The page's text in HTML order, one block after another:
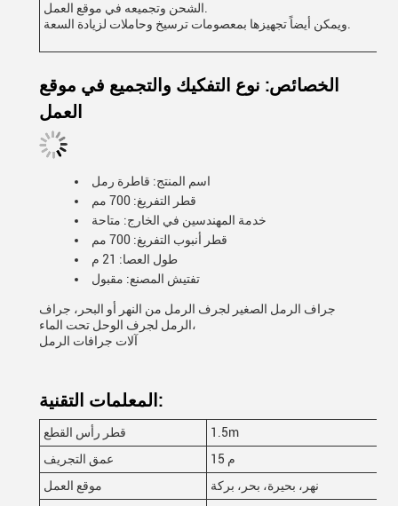
الخصائص: نوع التفكيك والتجميع في موقع
العمل
اسم المنتج: قاطرة رمل
قطر التفريغ: 700 مم
خدمة المهندسين في الخارج: متاحة
قطر أنبوب التفريغ: 700 مم
طول العصا: 21 م
تفتيش المصنع: مقبول
جراف الرمل الصغير لجرف الرمل من النهر أو البحر، جراف
الرمل لجرف الوحل تحت الماء،
آلات جرافات الرمل
المعلمات التقنية:
قطر رأس القطع
1.5m
عمق التجريف
15 م
موقع العمل
نهر، بحيرة، بحر، بركة